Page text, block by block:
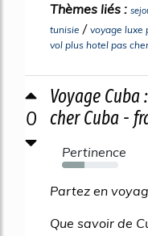
Thèmes liés :
tunisie / voyage luxe
vol plus hotel pas
0
Voyage
cher Cuba -
Pertinence
40%
Partez en
Que savoir de